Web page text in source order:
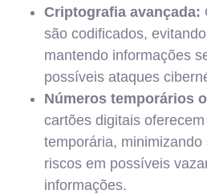
Criptografia avançada:
são codificados,
mantendo informações
possíveis ataques
Números temporários
cartões digitais
temporária,
riscos em possíveis
informações.